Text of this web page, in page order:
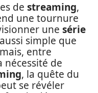
de streaming,
une tournure
une série
simple que
entre
nécessité de
, la quête du
se révéler